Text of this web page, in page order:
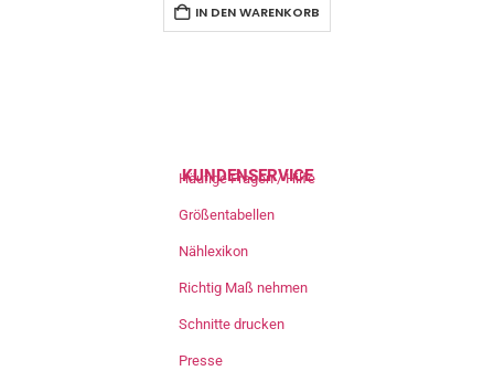
IN DEN WARENKORB
KUNDENSERVICE
Häufige Fragen / Hilfe
Größentabellen
Nählexikon
Richtig Maß nehmen
Schnitte drucken
Presse